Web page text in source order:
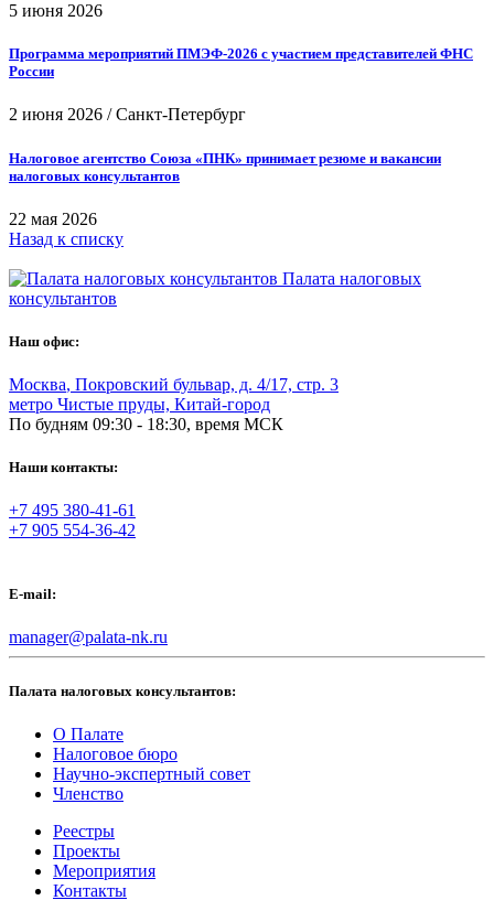
5 июня 2026
Программа мероприятий ПМЭФ-2026 с участием представителей ФНС
России
2 июня 2026 /Санкт-Петербург
Налоговое агентство Союза «ПНК» принимает резюме и вакансии
налоговых консультантов
22 мая 2026
Назад к списку
Палата налоговых
консультантов
Наш офис:
Москва, Покровский бульвар, д. 4/17, стр. 3
метро Чистые пруды, Китай-город
По будням 09:30 - 18:30, время МСК
Наши контакты:
+7 495 380-41-61
+7 905 554-36-42
E-mail:
manager@palata-nk.ru
Палата налоговых консультантов:
О Палате
Налоговое бюро
Научно-экспертный совет
Членство
Реестры
Проекты
Мероприятия
Контакты